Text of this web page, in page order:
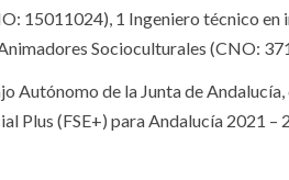
15011024), 1 Ingeniero técnico en
Socioculturales (CNO:
Autónomo de la Junta de Andalucía,
Plus (FSE+) para Andalucía 2021 –